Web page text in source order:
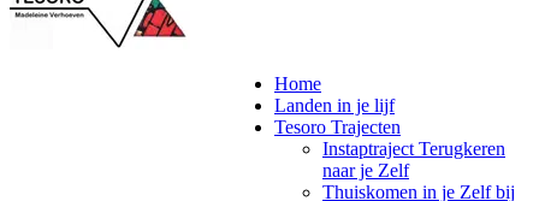
Home
Landen in je lijf
Tesoro Trajecten
Instaptraject Terugkeren
naar je Zelf
Thuiskomen in je Zelf bij